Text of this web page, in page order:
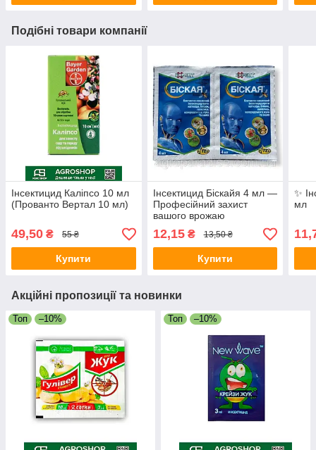
Подібні товари компанії
Інсектицид Каліпсо 10 мл
(Прованто Вертал 10 мл)
49,50 ₴ 55 ₴
Купити
Інсектицид Біскайя 4 мл —
Професійний захист
вашого врожаю
12,15₴ 13,50 ₴
Купити
✨
мл
Акційні пропозиції та новинки
Топ –10% Топ –10%